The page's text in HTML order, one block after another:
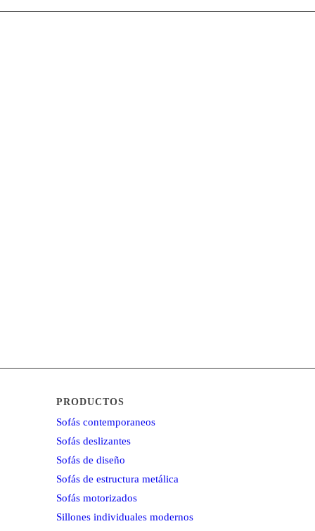
PRODUCTOS
Sofás contemporaneos
Sofás deslizantes
Sofás de diseño
Sofás de estructura metálica
Sofás motorizados
Sillones individuales modernos